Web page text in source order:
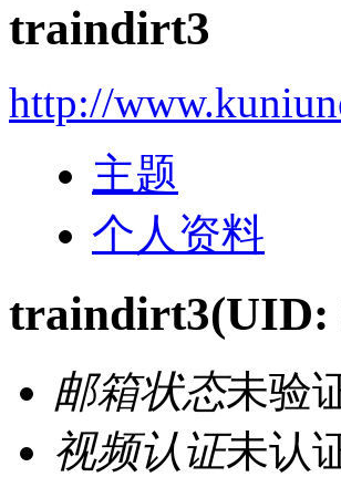
traindirt3
http://
主题
个人资料
traindirt3(UID:
邮箱状态未验
视频认证未认